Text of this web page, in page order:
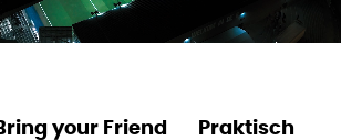
your Friend
Praktisch